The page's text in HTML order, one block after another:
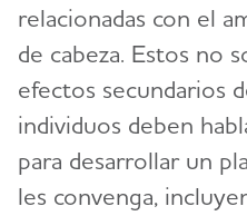
relacionadas con el
de cabeza. Estos no
efectos secundarios
individuos deben
para desarrollar un
les convenga,